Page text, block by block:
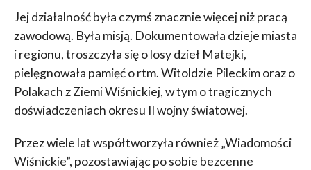
Jej działalność była czymś znacznie więcej niż pracą
zawodową. Była misją. Dokumentowała dzieje miasta
i regionu, troszczyła się o losy dzieł Matejki,
pielęgnowała pamięć o rtm. Witoldzie Pileckim oraz o
Polakach z Ziemi Wiśnickiej, w tym o tragicznych
doświadczeniach okresu II wojny światowej.
Przez wiele lat współtworzyła również „Wiadomości
Wiśnickie”, pozostawiając po sobie bezcenne